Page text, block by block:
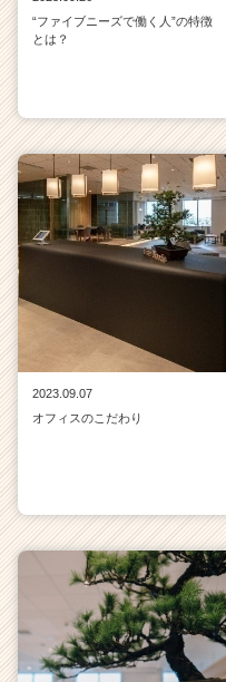
“ファイブニーズで働く人”の特徴
とは？
2023.09.07
オフィスのこだわり